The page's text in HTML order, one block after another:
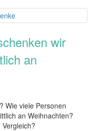
wir
an
Wie viele Personen
an Weihnachten?